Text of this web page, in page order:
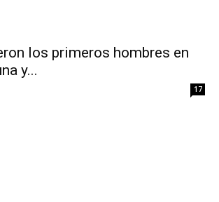
los primeros hombres en
y...
17